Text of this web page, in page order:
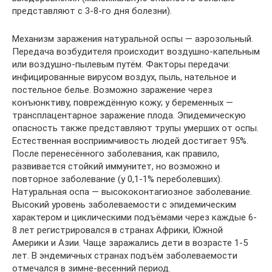
представляют с 3-8-го дня болезни).
Механизм заражения натуральной оспы — аэрозольный.
Передача возбудителя происходит воздушно-капельным
или воздушно-пылевым путём. Факторы передачи:
инфицированные вирусом воздух, пыль, нательное и
постельное белье. Возможно заражение через
конъюнктиву, повреждённую кожу; у беременных —
трансплацентарное заражение плода. Эпидемическую
опасность также представляют трупы умерших от оспы.
Естественная восприимчивость людей достигает 95%.
После перенесённого заболевания, как правило,
развивается стойкий иммунитет, но возможно и
повторное заболевание (у 0,1-1% переболевших).
Натуральная оспа — высококонтагиозное заболевание.
Высокий уровень заболеваемости с эпидемическим
характером и циклическими подъёмами через каждые 6-
8 лет регистрировался в странах Африки, Южной
Америки и Азии. Чаще заражались дети в возрасте 1-5
лет. В эндемичных странах подъём заболеваемости
отмечался в зимне-весенний период.